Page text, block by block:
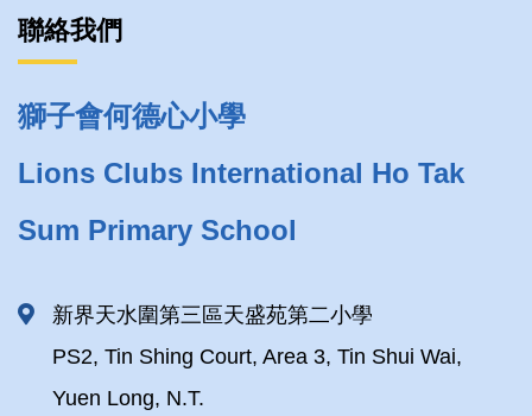
聯絡我們
獅子會何德心小學
Lions Clubs International Ho Tak
Sum Primary School
新界天水圍第三區天盛苑第二小學
PS2, Tin Shing Court, Area 3, Tin Shui Wai,
Yuen Long, N.T.